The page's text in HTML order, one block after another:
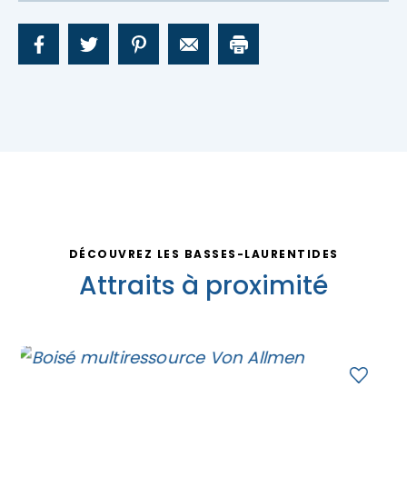
DÉCOUVREZ LES BASSES-LAURENTIDES
Attraits à proximité